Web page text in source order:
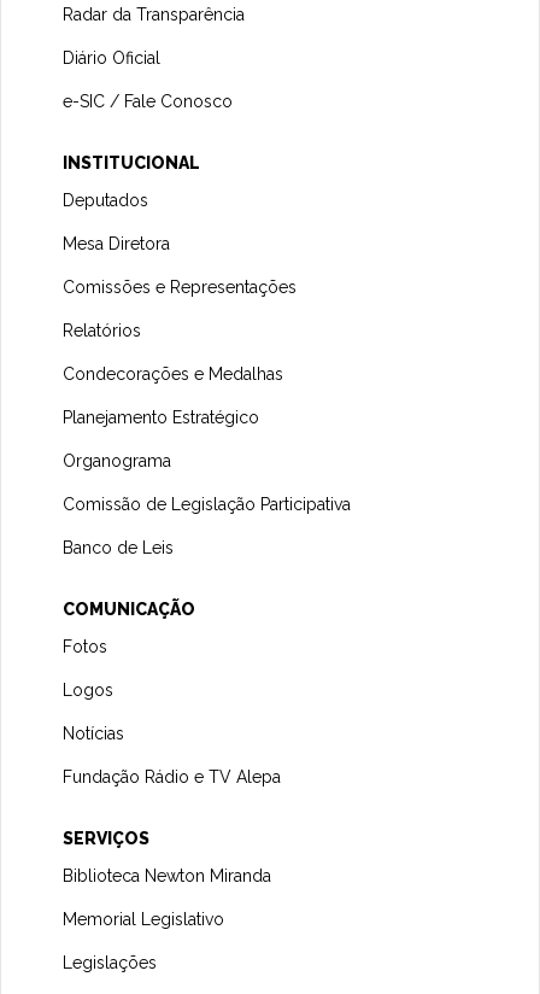
Radar da Transparência
Diário Oficial
e-SIC / Fale Conosco
INSTITUCIONAL
Deputados
Mesa Diretora
Comissões e Representações
Relatórios
Condecorações e Medalhas
Planejamento Estratégico
Organograma
Comissão de Legislação Participativa
Banco de Leis
COMUNICAÇÃO
Fotos
Logos
Notícias
Fundação Rádio e TV Alepa
SERVIÇOS
Biblioteca Newton Miranda
Memorial Legislativo
Legislações